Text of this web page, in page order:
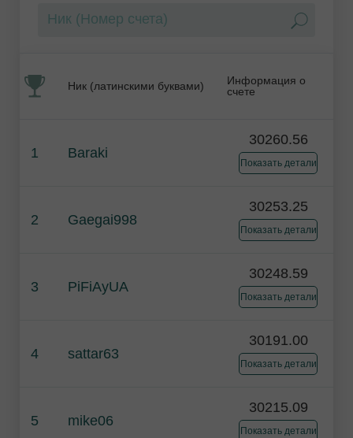
Ник (латинскими буквами)
Информация о
счете
1 Baraki
30260.56
Показать детали
2 Gaegai998
30253.25
Показать детали
3 PiFiAyUA
30248.59
Показать детали
4 sattar63
30191.00
Показать детали
5 mike06
30215.09
Показать детали